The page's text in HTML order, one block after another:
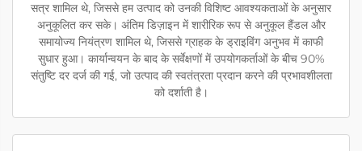
सत्र शामिल थे, जिससे हम उत्पाद को उनकी विशिष्ट आवश्यकताओं के अनुसार
अनुकूलित कर सके। अंतिम डिज़ाइन में शारीरिक रूप से अनुकूल हैंडल और
समायोज्य नियंत्रण शामिल थे, जिससे ग्राहक के ड्राइविंग अनुभव में काफी
सुधार हुआ। कार्यान्वयन के बाद के सर्वेक्षणों में उपयोगकर्ताओं के बीच 90%
संतुष्टि दर दर्ज की गई, जो उत्पाद की स्वतंत्रता प्रदान करने की प्रभावशीलता
को दर्शाती है।